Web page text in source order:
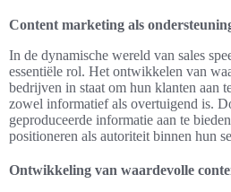
Content marketing als
In de dynamische wereld van sales
essentiële rol. Het ontwikkelen van
bedrijven in staat om hun klanten aan
zowel informatief als overtuigend is.
geproduceerde informatie aan te
positioneren als autoriteit binnen hun
Ontwikkeling van waardevolle